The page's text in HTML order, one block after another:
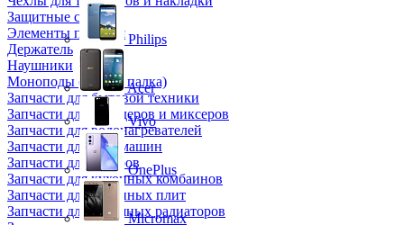
Защитные стекла
Элементы питания
Держатель
Наушники
Моноподы (Селфи палка)
Запчасти для бытовой техники
Запчасти для блендеров и миксеров
Запчасти для водонагревателей
Запчасти для кофемашин
Запчасти для кулеров
Запчасти для кухонных комбаинов
Запчасти для кухонных плит
Запчасти для масляных радиаторов
Philips
Acer
Vivo
OnePlus
Micromax